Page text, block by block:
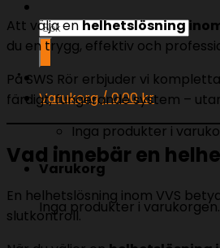
Sök
efter:
Varukorg /0.00kr
Inga produkter i
Varukorg
Inga produkter i varukorgen.
Att välja enhelhetslösning
du en trygg, effektiv och
På SWS Rör erbjuder vi
färdigt, fungerande system –
Vad innebär en
En helhetslösning inom VVS
slutkontroll.